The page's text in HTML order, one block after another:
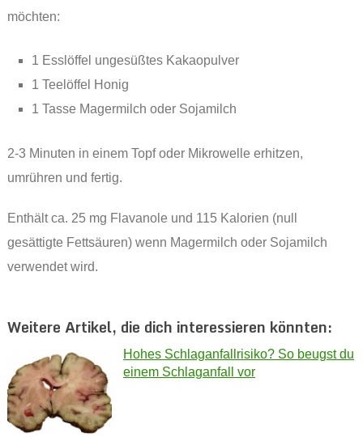
möchten:
1 Esslöffel ungesüßtes Kakaopulver
1 Teelöffel Honig
1 Tasse Magermilch oder Sojamilch
2-3 Minuten in einem Topf oder Mikrowelle erhitzen,
umrühren und fertig.
Enthält ca. 25 mg Flavanole und 115 Kalorien (null
gesättigte Fettsäuren) wenn Magermilch oder Sojamilch
verwendet wird.
Weitere Artikel, die dich interessieren könnten:
Hohes Schlaganfallrisiko? So beugst du
einem Schlaganfall vor